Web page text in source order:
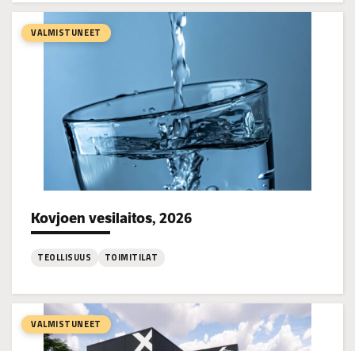
Palosaaren
päiväkoti,
Vaasa
VALMISTUNEET
Kovjoen vesilaitos, 2026
Project types:
TEOLLISUUS TOIMITILAT
Kovjoen
vesilaitos,
2026
VALMISTUNEET